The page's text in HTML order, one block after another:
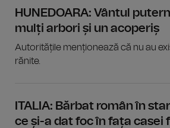
HUNEDOARA: Vântul
mulți arbori și un acoperiș
Autoritățile menționează că nu au
rănite.
ITALIA: Bărbat român în
ce și-a dat foc în fața casei